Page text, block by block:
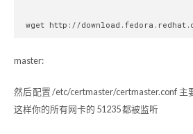
master:
然后配置 /etc/certmaster/certmaster.conf 主
这样你的所有网卡的 51235 都被监听